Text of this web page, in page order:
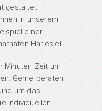
gestaltet
in unserem
einer
Harlesiel.
Minuten Zeit um
Gerne beraten
um das
individuellen